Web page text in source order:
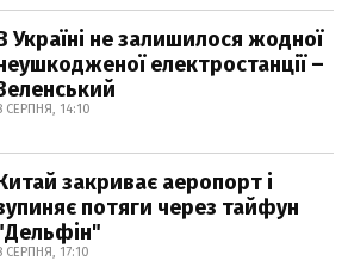
Україні не залишилося жодної
електростанції –
СЕРПНЯ, 14:10
закриває аеропорт і
потяги через тайфун
СЕРПНЯ, 17:10